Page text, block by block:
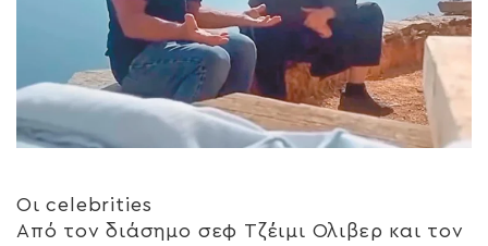
Οι celebrities
Από τον διάσημο σεφ Τζέιμι Ολιβερ και τον